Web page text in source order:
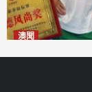
澳聞